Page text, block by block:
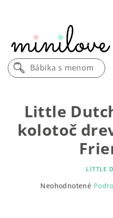
Bábika s menom
Little
kolotoč
LITTLE
Neohodnotené